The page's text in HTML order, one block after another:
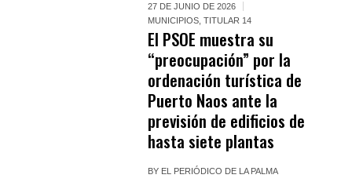
27 DE JUNIO DE 2026
MUNICIPIOS ,TITULAR 14
El PSOE muestra su
“preocupación” por la
ordenación turística de
Puerto Naos ante la
previsión de edificios de
hasta siete plantas
BY EL PERIÓDICO DE LA PALMA